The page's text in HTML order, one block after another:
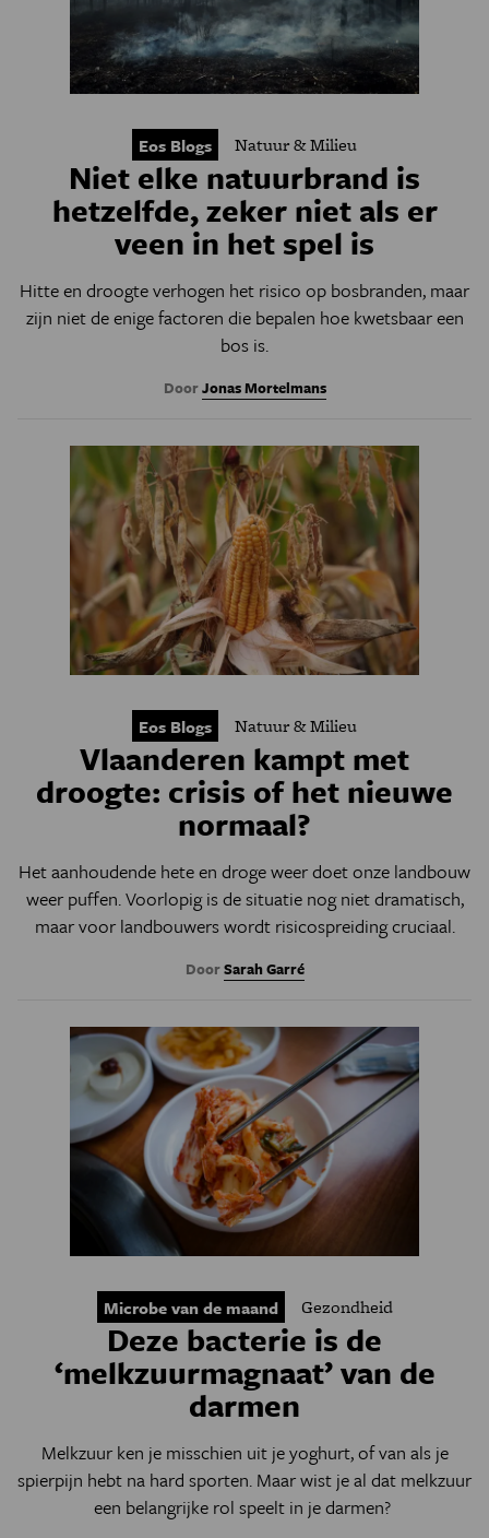
Eos Blogs Natuur & Milieu
Niet elke natuurbrand is
hetzelfde, zeker niet als er
veen in het spel is
Hitte en droogte verhogen het risico op bosbranden, maar
zijn niet de enige factoren die bepalen hoe kwetsbaar een
bos is.
DoorJonas Mortelmans
Eos Blogs Natuur & Milieu
Vlaanderen kampt met
droogte: crisis of het nieuwe
normaal?
Het aanhoudende hete en droge weer doet onze landbouw
weer puffen. Voorlopig is de situatie nog niet dramatisch,
maar voor landbouwers wordt risicospreiding cruciaal.
DoorSarah Garré
Microbe van de maand Gezondheid
Deze bacterie is de
‘melkzuurmagnaat’ van de
darmen
Melkzuur ken je misschien uit je yoghurt, of van als je
spierpijn hebt na hard sporten. Maar wist je al dat melkzuur
een belangrijke rol speelt in je darmen?